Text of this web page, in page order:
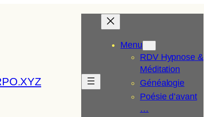
Menu
RDV Hypnose &
Méditation
Généalogie
Poésie d’avant
…